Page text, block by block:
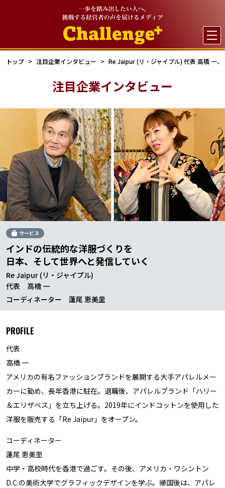

トップ 注目企業インタビュー Re Jaipur (リ・ジャイプル) 代表 高橋 一
注目企業インタビュー
サービス
インドの伝統的な洋服づくりを
日本、そして世界へと発信していく
Re Jaipur (リ・ジャイプル)
代表 高橋 一
コーディネーター 蓮尾 恵美里
PROFILE
代表
高橋 一
アメリカの有名ファッションブランドを展開する大手アパレルメー
カーに勤め、長年香港に駐在。退職後、アパレルブランド「ハリー
＆エリザベス」を立ち上げる。2019年にインドコットンを使用した
洋服を販売する「Re Jaipur」をオープン。
コーディネーター
蓮尾 恵美里
中学・高校時代を香港で過ごす。その後、アメリカ・ワシントン
D.C.の美術大学でグラフィックデザインを学ぶ。帰国後は、アパレ